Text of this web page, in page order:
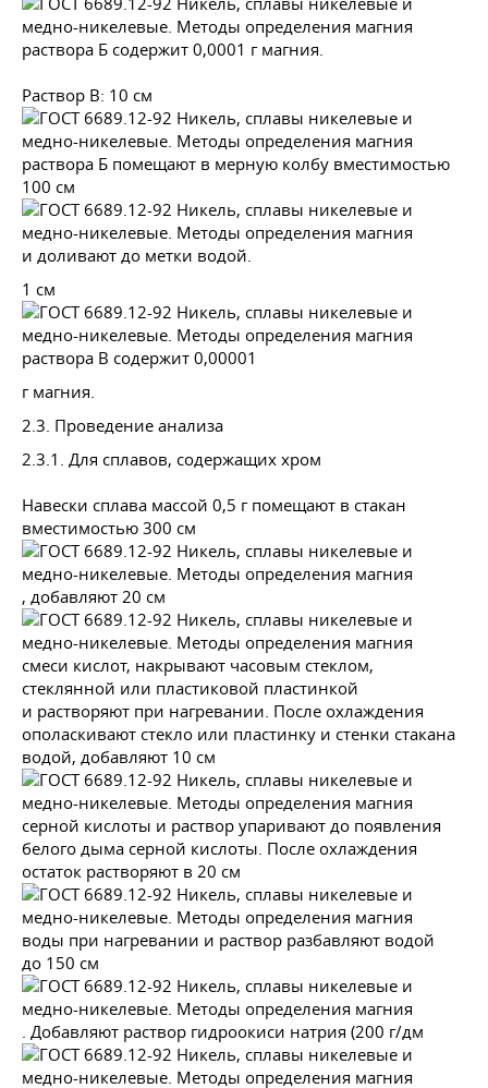
раствора Б содержит 0,0001 г магния.
Раствор В: 10 см
раствора Б помещают в мерную колбу вместимостью
100 см
и доливают до метки водой.
1 см
раствора В содержит 0,00001
г магния.
2.3. Проведение анализа
2.3.1. Для сплавов, содержащих хром
Навески сплава массой 0,5 г помещают в стакан
вместимостью 300 см
, добавляют 20 см
смеси кислот, накрывают часовым стеклом,
стеклянной или пластиковой пластинкой
и растворяют при нагревании. После охлаждения
ополаскивают стекло или пластинку и стенки стакана
водой, добавляют 10 см
серной кислоты и раствор упаривают до появления
белого дыма серной кислоты. После охлаждения
остаток растворяют в 20 см
воды при нагревании и раствор разбавляют водой
до 150 см
. Добавляют раствор гидроокиси натрия (200 г/дм